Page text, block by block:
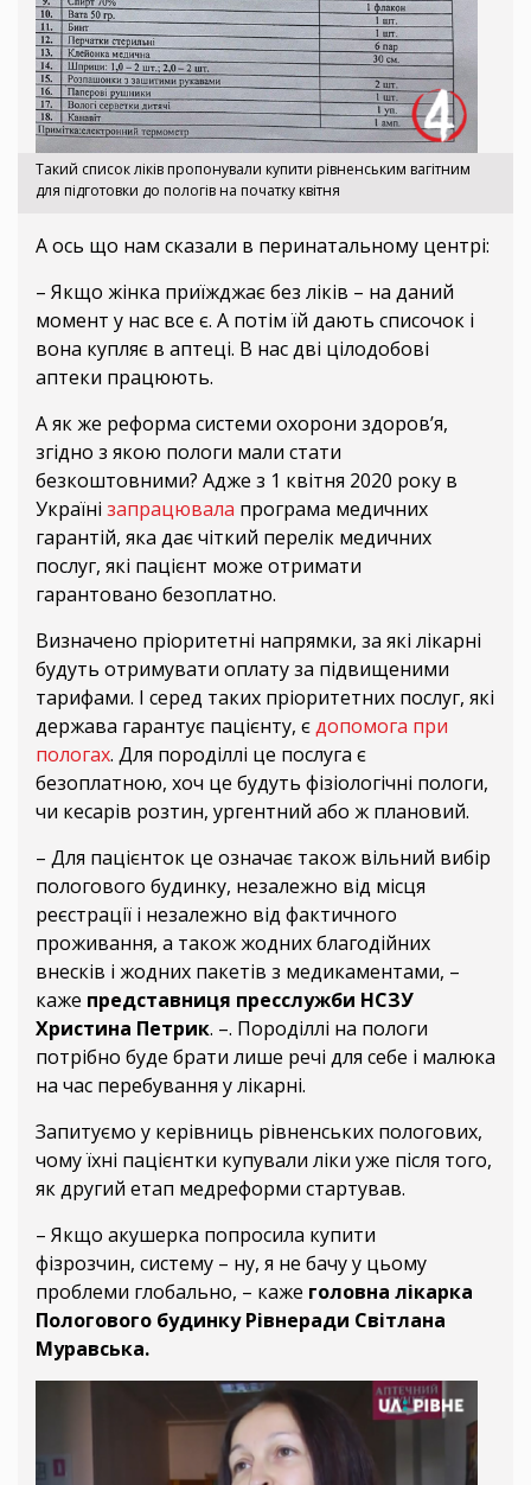
Такий список ліків пропонували купити рівненським вагітним
для підготовки до пологів на початку квітня
А ось що нам сказали в перинатальному центрі:
– Якщо жінка приїжджає без ліків – на даний
момент у нас все є. А потім їй дають списочок і
вона купляє в аптеці. В нас дві цілодобові
аптеки працюють.
А як же реформа системи охорони здоров’я,
згідно з якою пологи мали стати
безкоштовними? Адже з 1 квітня 2020 року в
Україні запрацювала програма медичних
гарантій, яка дає чіткий перелік медичних
послуг, які пацієнт може отримати
гарантовано безоплатно.
Визначено пріоритетні напрямки, за які лікарні
будуть отримувати оплату за підвищеними
тарифами. І серед таких пріоритетних послуг, які
держава гарантує пацієнту, єдопомога при
пологах. Для породіллі це послуга є
безоплатною, хоч це будуть фізіологічні пологи,
чи кесарів розтин, ургентний або ж плановий.
– Для пацієнток це означає також вільний вибір
пологового будинку, незалежно від місця
реєстрації і незалежно від фактичного
проживання, а також жодних благодійних
внесків і жодних пакетів з медикаментами, –
каже представниця пресслужби НСЗУ
Христина Петрик. –. Породіллі на пологи
потрібно буде брати лише речі для себе і малюка
на час перебування у лікарні.
Запитуємо у керівниць рівненських пологових,
чому їхні пацієнтки купували ліки уже після того,
як другий етап медреформи стартував.
– Якщо акушерка попросила купити
фізрозчин, систему – ну, я не бачу у цьому
проблеми глобально, – каже головна лікарка
Пологового будинку Рівнеради Світлана
Муравська.